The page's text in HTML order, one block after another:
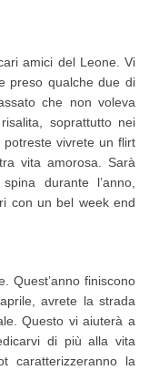
amici del Leone. Vi
preso qualche due di
che non voleva
soprattutto nei
potreste vivrete un flirt
vita amorosa. Sarà
durante l’anno,
con un bel week end
Quest’anno finiscono
avrete la strada
Questo vi aiuterà a
di più alla vita
caratterizzeranno la